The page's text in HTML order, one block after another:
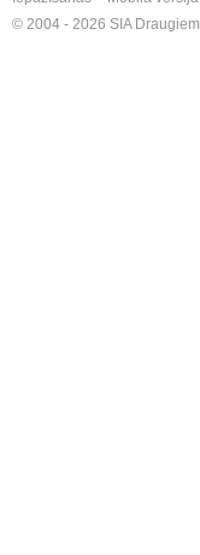
© 2004 - 2026 SIA Draugiem